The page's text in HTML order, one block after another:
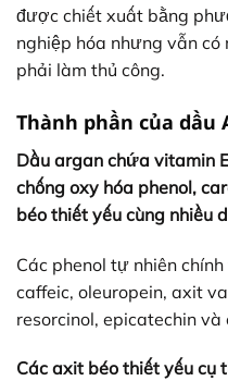
được chiết xuất bằng
nghiệp hóa nhưng vẫn
phải làm thủ công.
Thành phần của dầu
Dầu argan chứa vitamin
chống oxy hóa phenol,
béo thiết yếu cùng nhiều
Các phenol tự nhiên
caffeic, oleuropein, axit
resorcinol, epicatechin và
Các axit béo thiết yếu cụ